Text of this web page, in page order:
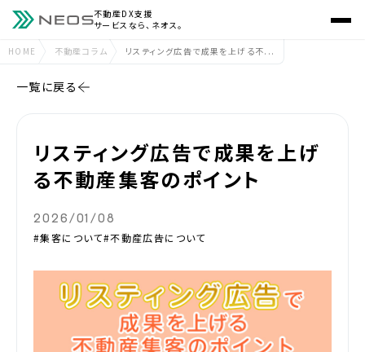
不動産DX支援
サービスなら、ネオス。
HOME 不動産コラム リスティング広告で成果を上げる不...
一覧に戻る
リスティング広告で成果を上げ
る不動産集客のポイント
2026/01/08
#集客について#不動産広告について